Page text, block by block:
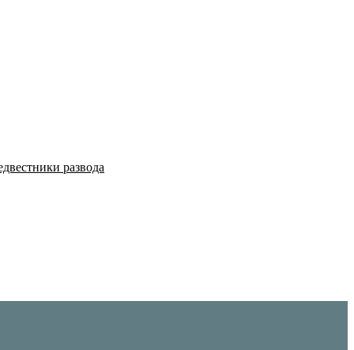
развода